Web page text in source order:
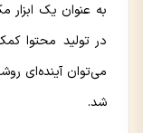
به عنوان یک ابزار
در تولید محتوا
می‌توان آینده‌ای
شد.